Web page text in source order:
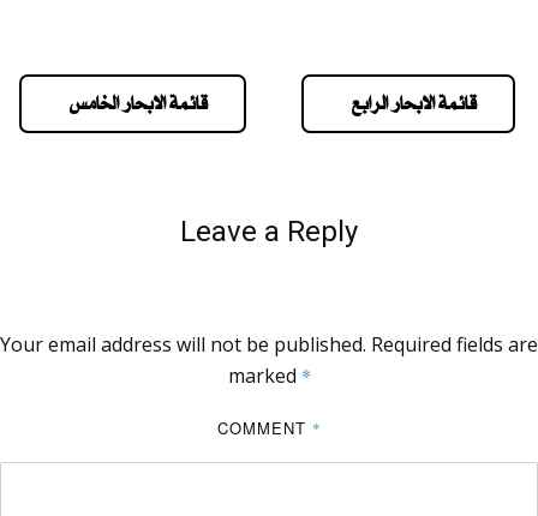
قائمة الابحار الخامس قائمة الابحار الرابع
Leave a Reply
Your email address will not be published. Required fields are
marked *
COMMENT *